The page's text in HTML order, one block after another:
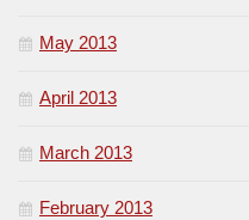
May 2013
April 2013
March 2013
February 2013